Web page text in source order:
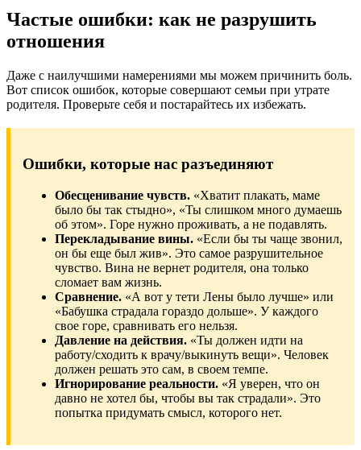
Частые ошибки: как не разрушить
отношения
Даже с наилучшими намерениями мы можем причинить боль.
Вот список ошибок, которые совершают семьи при утрате
родителя. Проверьте себя и постарайтесь их избежать.
Ошибки, которые нас разъединяют
Обесценивание чувств. «Хватит плакать, маме
было бы так стыдно», «Ты слишком много думаешь
об этом». Горе нужно проживать, а не подавлять.
Перекладывание вины. «Если бы ты чаще звонил,
он бы еще был жив». Это самое разрушительное
чувство. Вина не вернет родителя, она только
сломает вам жизнь.
Сравнение. «А вот у тети Лены было лучше» или
«Бабушка страдала гораздо дольше». У каждого
свое горе, сравнивать его нельзя.
Давление на действия. «Ты должен идти на
работу/сходить к врачу/выкинуть вещи». Человек
должен решать это сам, в своем темпе.
Игнорирование реальности. «Я уверен, что он
давно не хотел бы, чтобы вы так страдали». Это
попытка придумать смысл, которого нет.